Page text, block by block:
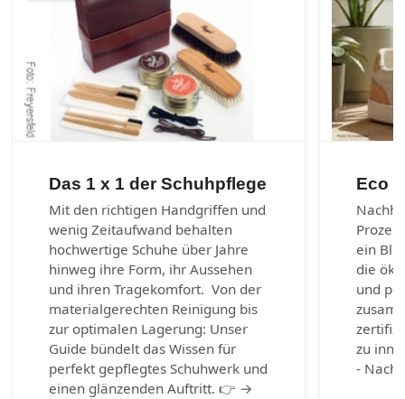
Das 1 x 1 der Schuhpflege
Mit den richtigen Handgriffen und
wenig Zeitaufwand behalten
hochwertige Schuhe über Jahre
hinweg ihre Form, ihr Aussehen
und ihren Tragekomfort. Von der
materialgerechten Reinigung bis
zur optimalen Lagerung: Unser
Guide bündelt das Wissen für
perfekt gepflegtes Schuhwerk und
einen glänzenden Auftritt. 👉 →
Eco
ein
die
und
zu
-